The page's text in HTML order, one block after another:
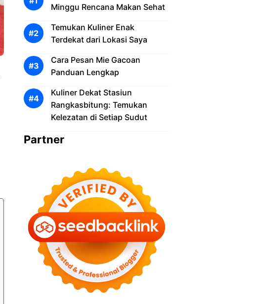
Minggu Rencana Makan Sehat
Temukan Kuliner Enak
Terdekat dari Lokasi Saya
Cara Pesan Mie Gacoan
Panduan Lengkap
Kuliner Dekat Stasiun
Rangkasbitung: Temukan
Kelezatan di Setiap Sudut
Partner